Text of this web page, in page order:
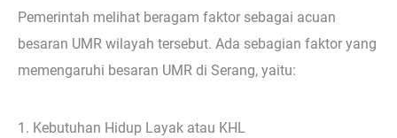
Pemerintah melihat beragam faktor sebagai acuan
besaran UMR wilayah tersebut. Ada sebagian faktor yang
memengaruhi besaran UMR di Serang, yaitu:
1. Kebutuhan Hidup Layak atau KHL